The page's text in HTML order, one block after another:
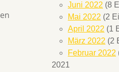
Juni 2022 (8
Mai 2022 (2
April 2022 (1
März 2022 (2
Februar 2022
2021